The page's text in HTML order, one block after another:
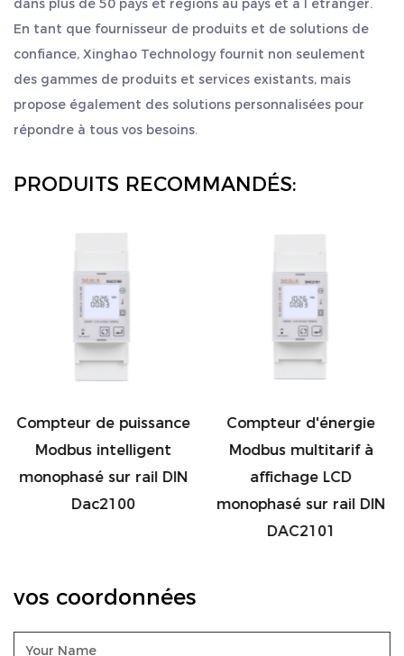
d'automatisation industrielle, utilisée pour la
mesure, le contrôle et l'optimisation de l'énergie.
Bâtiments commerciaux : Utilisé pour la gestion de
l’énergie des bâtiments commerciaux tels que les
afin d’obtenir une utilisation efficace de l’énergie.
d'énergie et à formuler des stratégies d'économie
d'énergie.
dans plus de 50 pays et régions au pays et à l étranger.
En tant que fournisseur de produits et de solutions de
confiance, Xinghao Technology fournit non seulement
des gammes de produits et services existants, mais
propose également des solutions personnalisées pour
répondre à tous vos besoins.
PRODUITS RECOMMANDÉS:
Compteur de puissance
Modbus intelligent
monophasé sur rail DIN
Dac2100
Compteur d'énergie
Modbus multitarif à
affichage LCD
monophasé sur rail DIN
DAC2101
vos coordonnées